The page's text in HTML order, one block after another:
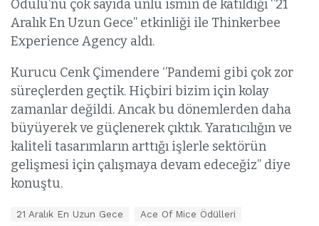
Ödülü’nü çok sayıda ünlü ismin de katıldığı ‘’21
Aralık En Uzun Gece” etkinliği ile Thinkerbee
Experience Agency aldı.
Kurucu Cenk Çimendere ‘’Pandemi gibi çok zor
süreçlerden geçtik. Hiçbiri bizim için kolay
zamanlar değildi. Ancak bu dönemlerden daha
büyüyerek ve güçlenerek çıktık. Yaratıcılığın ve
kaliteli tasarımların arttığı işlerle sektörün
gelişmesi için çalışmaya devam edeceğiz’’ diye
konuştu.
21 Aralık En Uzun Gece
Ace Of Mice Ödülleri